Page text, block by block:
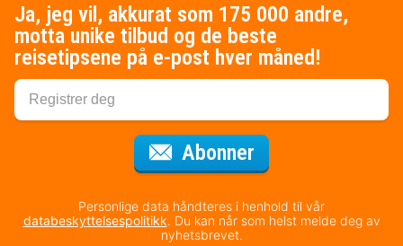
Ja, jeg vil, akkurat som 175 000 andre,
motta unike tilbud og de beste
reisetipsene på e-post hver måned!
Abonner
Personlige data håndteres i henhold til vår
databeskyttelsespolitikk. Du kan når som helst melde deg av
nyhetsbrevet.